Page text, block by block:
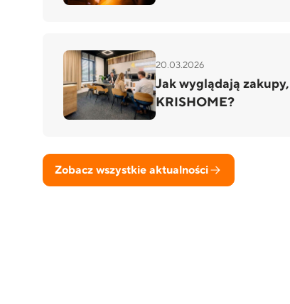
20.03.2026
Jak wyglądają
KRISHOME?
Zobacz wszystkie aktualności